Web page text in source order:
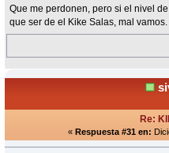
Que me perdonen, pero si el nivel
que ser de el Kike Salas, mal vamos.
Re:
« Respuesta #31 en: